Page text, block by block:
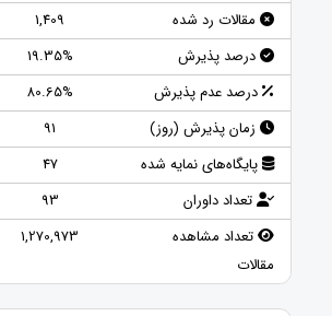
مقالات رد شده
1,409
درصد پذیرش
19.35%
درصد عدم پذیرش
80.65%
زمان پذیرش (روز)
91
پایگاه‌های نمایه شده
47
تعداد داوران
93
تعداد مشاهده
مقالات
1,270,973